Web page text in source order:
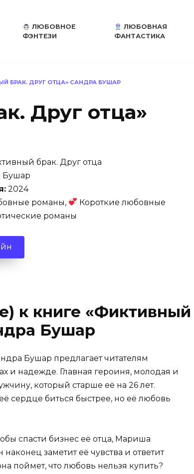
ЛЮБОВНОЕ
ФЭНТЕЗИ
ЛЮБОВНАЯ
ФАНТАСТИКА
БРАК. ДРУГ ОТЦА» САНДРА БУШАР
Друг отца»
брак. Друг отца
Бушар
2024
романы,
Короткие любовные
романы
к книге «Фиктивный
Бушар
Бушар предлагает читателям
и надежде. Главная героиня, молодая и
который старше её на 26 лет.
сердце биться быстрее, но её любовь
спасти бизнес её отца, Мариша
заметит её чувства и ответит
поймет, что любовь нельзя купить?